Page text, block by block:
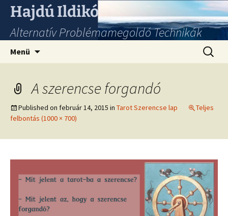
Hajdú Ildikó
Alternatív Problémamegoldó Technikák
Menü
A szerencse forgandó
Published on február 14, 2015 in Tarot Szerencse lap
Teljes
felbontás (1000 × 700)